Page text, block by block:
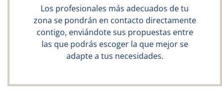
Los profesionales más adecuados de tu
zona se pondrán en contacto directamente
contigo, enviándote sus propuestas entre
las que podrás escoger la que mejor se
adapte a tus necesidades.